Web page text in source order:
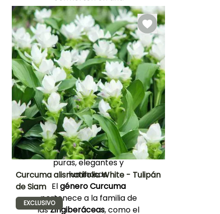
hermosa planta de interior
para cultivar en macetas
en nuestroclima. Más
ornamental, elCurcuma
alismatifolia, o Tulipán de
Siam, ofrece unafloración
de verano, decorativa y
perfumada. Lavariedad
‘Pink’luce elegantes
brácteasrosadas,
mientras que‘White’
despliega magníficas
inflorescenciasblancas
puras, elegantes y
luminosas.
ElgéneroCurcuma
pertenece a la familia de
lasZingiberáceas, como el
madurez
60 cm
Anchura en la
madurez
30 cm
Exposición
Sol
Curcuma alismatifolia White - Tulipán
de Siam
EXCLUSIVO